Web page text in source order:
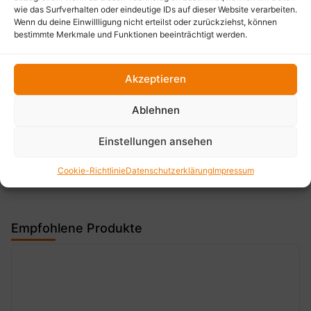
wie das Surfverhalten oder eindeutige IDs auf dieser Website verarbeiten.
Wenn du deine Einwillligung nicht erteilst oder zurückziehst, können
bestimmte Merkmale und Funktionen beeinträchtigt werden.
Akzeptieren
Ablehnen
Einstellungen ansehen
Cookie-RichtlinieDatenschutzerklärungImpressum
Einsatz. Erleben Sie die perfekte Kombination aus
Funktionalität und Stil mit den OSRAM LEDriving
Fragen zum Artikel?
Empfohlene Produkte